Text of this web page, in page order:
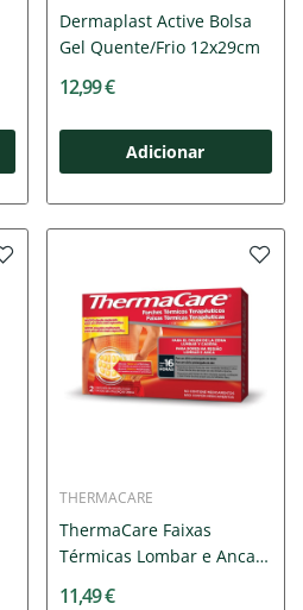
Dermaplast Active Bolsa
Gel Quente/Frio 12x29cm
12,99 €
Adicionar
THERMACARE
ThermaCare Faixas
Térmicas Lombar e Anca
11,49 €